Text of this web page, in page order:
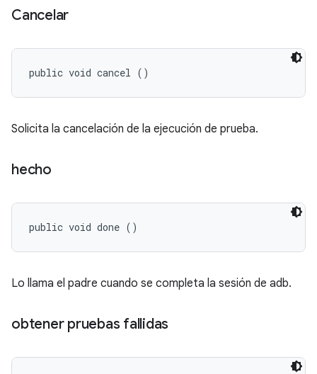
Cancelar
public void cancel ()
Solicita la cancelación de la ejecución de prueba.
hecho
public void done ()
Lo llama el padre cuando se completa la sesión de adb.
obtener pruebas fallidas